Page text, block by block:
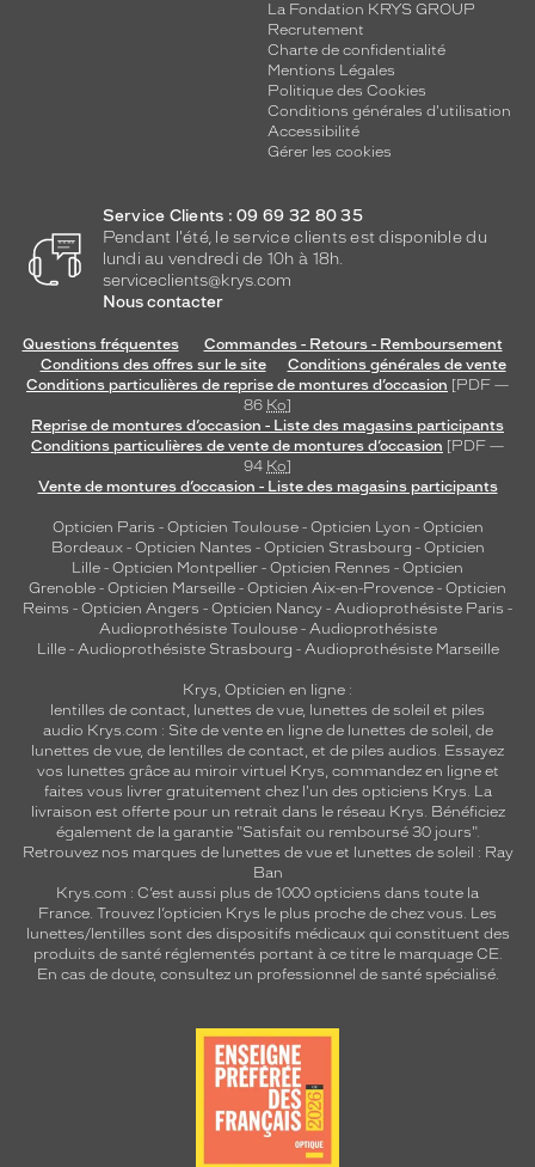
La Fondation KRYS GROUP
Recrutement
Charte de confidentialité
Mentions Légales
Politique des Cookies
Conditions générales d'utilisation
Accessibilité
Gérer les cookies
Service Clients : 09 69 32 80 35
Pendant l'été, le service clients est disponible du
lundi au vendredi de 10h à 18h.
serviceclients@krys.com
Nous contacter
Questions fréquentes
Commandes - Retours - Remboursement
Conditions des offres sur le site
Conditions générales de vente
Conditions particulières de reprise de montures d’occasion [PDF —
86 Ko]
Reprise de montures d’occasion - Liste des magasins participants
Conditions particulières de vente de montures d’occasion [PDF —
94 Ko]
Vente de montures d’occasion - Liste des magasins participants
Opticien Paris - Opticien Toulouse- Opticien Lyon - Opticien
Bordeaux- Opticien Nantes - Opticien Strasbourg - Opticien
Lille - Opticien Montpellier - Opticien Rennes - Opticien
Grenoble - Opticien Marseille - Opticien Aix-en-Provence - Opticien
Reims - Opticien Angers - Opticien Nancy - Audioprothésiste Paris -
Audioprothésiste Toulouse- Audioprothésiste
Lille- Audioprothésiste Strasbourg - Audioprothésiste Marseille
Krys, Opticien en ligne :
lentilles de contact, lunettes de vue, lunettes de soleil et piles
audio Krys.com : Site de vente en ligne de lunettes de soleil, de
lunettes de vue, de lentilles de contact, et de piles audios. Essayez
vos lunettes grâce au miroir virtuel Krys, commandez en ligne et
faites vous livrer gratuitement chez l'un des opticiens Krys. La
livraison est offerte pour un retrait dans le réseau Krys. Bénéficiez
également de la garantie "Satisfait ou remboursé 30 jours".
Retrouvez nos marques de lunettes de vue et lunettes de soleil : Ray
Ban
Krys.com : C’est aussi plus de 1000 opticiens dans toute la
France. Trouvez l’opticien Krys le plus proche de chez vous. Les
lunettes/lentilles sont des dispositifs médicaux qui constituent des
produits de santé réglementés portant à ce titre le marquage CE.
En cas de doute, consultez un professionnel de santé spécialisé.